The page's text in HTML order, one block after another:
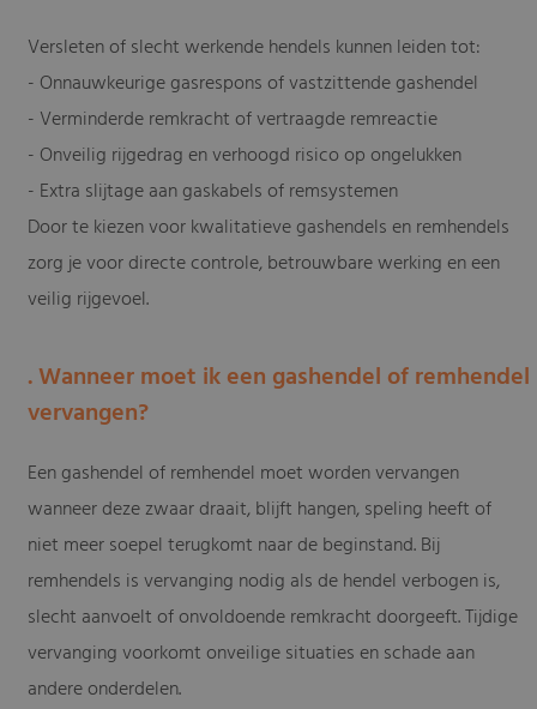
Versleten of slecht werkende hendels kunnen leiden tot:
- Onnauwkeurige gasrespons of vastzittende gashendel
- Verminderde remkracht of vertraagde remreactie
- Onveilig rijgedrag en verhoogd risico op ongelukken
- Extra slijtage aan gaskabels of remsystemen
Door te kiezen voor kwalitatieve gashendels en remhendels
zorg je voor directe controle, betrouwbare werking en een
veilig rijgevoel.
. Wanneer moet ik een gashendel of remhendel
vervangen?
Een gashendel of remhendel moet worden vervangen
wanneer deze zwaar draait, blijft hangen, speling heeft of
niet meer soepel terugkomt naar de beginstand. Bij
remhendels is vervanging nodig als de hendel verbogen is,
slecht aanvoelt of onvoldoende remkracht doorgeeft. Tijdige
vervanging voorkomt onveilige situaties en schade aan
andere onderdelen.